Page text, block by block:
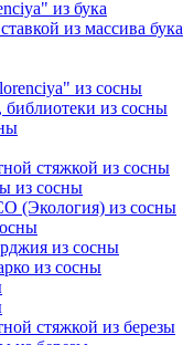
из бука
из массива бука
из сосны
из сосны
стяжкой из сосны
из сосны
(Экология) из сосны
из сосны
из сосны
стяжкой из березы